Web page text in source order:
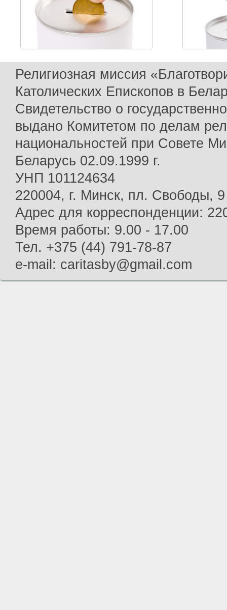
Религиозная миссия
Католических Епископов в
Свидетельство о
выдано Комитетом по делам
национальностей при Совете
Беларусь 02.09.1999 г.
УНП 101124634
220004, г. Минск, пл. Свободы, 9
Адрес для корреспонденции:
Время работы: 9.00 - 17.00
Тел. +375 (44) 791-78-87
e-mail: caritasby@gmail.com